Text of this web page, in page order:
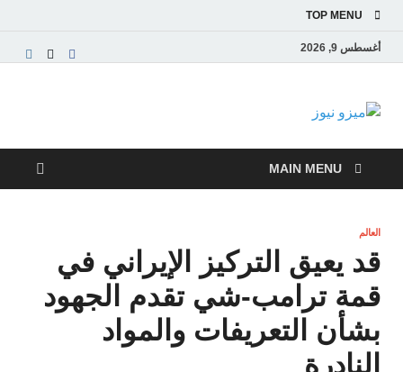
TOP MENU
أغسطس 9, 2026
ميزو نيوز
والاقتصادية
MAIN MENU
العالم
قد يعيق التركيز الإيراني في
قمة ترامب-شي تقدم الجهود
بشأن التعريفات والمواد
النادرة